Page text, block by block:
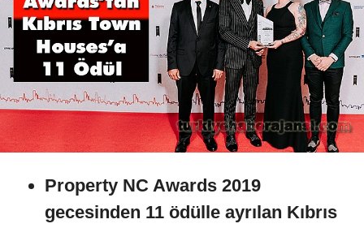
Property NC Awards 2019
gecesinden 11 ödülle ayrılan Kıbrıs